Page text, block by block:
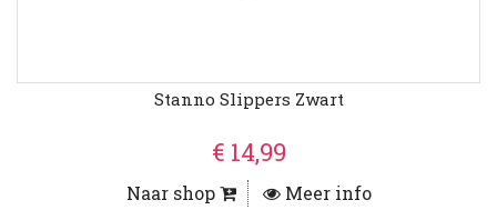
Stanno Slippers Zwart
€ 14,99
Naar shop Meer info